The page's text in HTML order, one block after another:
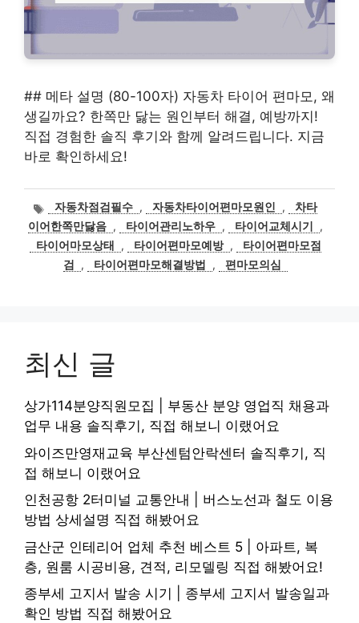
## 메타 설명 (80-100자) 자동차 타이어 편마모, 왜
생길까요? 한쪽만 닳는 원인부터 해결, 예방까지!
직접 경험한 솔직 후기와 함께 알려드립니다. 지금
바로 확인하세요!
태
그
자동차점검필수 , 자동차타이어편마모원인 ,
차타
이어한쪽만닳음 , 타이어관리노하우 , 타이어교체시기
,
타이어마모상태
, 타이어편마모예방 ,
타이어편마모점
검
, 타이어편마모해결방법 , 편마모의심
최신 글
상가114분양직원모집 | 부동산 분양 영업직 채용과
업무 내용 솔직후기, 직접 해보니 이랬어요
와이즈만영재교육 부산센텀안락센터 솔직후기, 직
접 해보니 이랬어요
인천공항 2터미널 교통안내 | 버스노선과 철도 이용
방법 상세설명 직접 해봤어요
금산군 인테리어 업체 추천 베스트 5 | 아파트, 복
층, 원룸 시공비용, 견적, 리모델링 직접 해봤어요!
종부세 고지서 발송 시기 | 종부세 고지서 발송일과
확인 방법 직접 해봤어요